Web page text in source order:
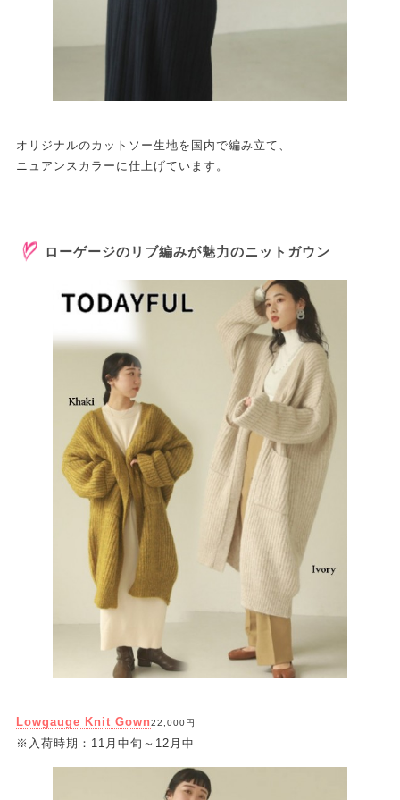
オリジナルのカットソー生地を国内で編み立て、
ニュアンスカラーに仕上げています。
ローゲージのリブ編みが魅力のニットガウン
Lowgauge Knit Gown22,000円
※入荷時期：11月中旬～12月中